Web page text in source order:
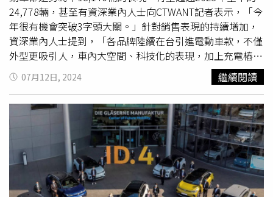
衡，為日常駕駛最適宜的選擇。Recharge模式可於
Strada、Sport、Corsa和Neve模式下選擇，表現最佳性能
的同時，可將電池充電至80%。Performance模式專為希望
在柏油路面、賽道和越野路面的Terra和Sabbia模式中充分
體驗Urus SE百分之百潛力的車主所設計，展現Urus SE全
方位動態特性。Lamborghini在2023年8月18日發表首款純
電概念車Lanzador，預計在2028年量產，在規格上並沒有
詳細的介紹。對於往後品牌將邁向電氣化之路，會不會擔心
影響原本的消費客群？Francesco Scardaoni在專訪時提
純電車款
的推出對Lamborghini來說也是一個里程
碑，不過我們也會保有品牌重要的DNA。」也就是說，即使
內燃機發展不如以往，蠻牛依舊是蠻牛。此外，對於歐盟考
慮延後2035年禁售燃油車的政策，Lamborghini將如何應
24,778輛，甚至有資深業內人士向CTWANT記者表示，「今
年很有機會突破3字頭大關。」針對銷售表現的持續增加，
資深業內人士提到，「各品牌陸續在台引進電動車款，不僅
外型更吸引人，車內大空間、科技化的表現，加上充電樁據
點增加，也讓國內車主興起『油轉電』的念頭。」納智捷總
經理李應生日前在記者會中提到，「現在除了賣車子本身，
還要在意像聯網、充電樁、OTA等等的發展和布建。」顯見
各大廠因應電動車款的推出和發展，也不斷提升周邊生態圈
的設置。資深業內人士也表示，接下來MG MG4、Kia EV9將
陸續交車，還有歐洲車商產能逐漸平穩，福斯集團旗下
Volkswagen ID4及ID5、Skoda Enyaq下半年也會現身；不
讓歐美國家專美於前，日產Nissan Ariya、韓製Hyundai
KONA Electric等車款紛紛加入戰局，「電動車表現勢必再
07月12日, 2024 繼續閱讀